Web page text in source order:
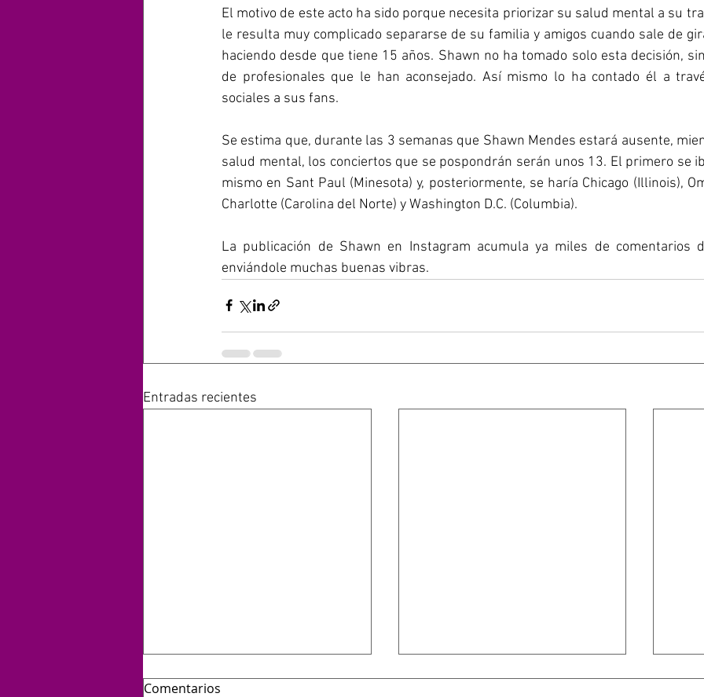
El motivo de este acto ha sido porque necesita priorizar su salud mental a su
le resulta muy complicado separarse de su familia y amigos cuando sale de
haciendo desde que tiene 15 años. Shawn no ha tomado solo esta decisión,
de profesionales que le han aconsejado. Así mismo lo ha contado él a
sociales a sus fans.
Se estima que, durante las 3 semanas que Shawn Mendes estará ausente,
salud mental, los conciertos que se pospondrán serán unos 13. El primero se
mismo en Sant Paul (Minesota) y, posteriormente, se haría Chicago (Illinois),
Charlotte (Carolina del Norte) y Washington D.C. (Columbia).
La publicación de Shawn en Instagram acumula ya miles de comentarios
enviándole muchas buenas vibras.
Entradas recientes
Comentarios